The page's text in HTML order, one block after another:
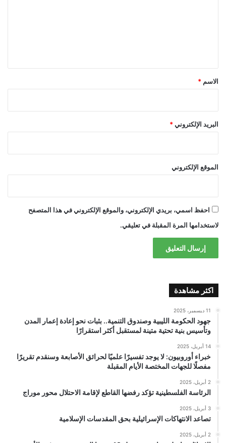
*
الاسم *
البريد الإلكتروني *
الموقع الإلكتروني
احفظ اسمي، بريدي الإلكتروني، والموقع الإلكتروني في هذا المتصفح
لاستخدامها المرة المقبلة في تعليقي.
اكثر مشاهدة
11 ديسمبر، 2025
جهود الحكومة الليبية وصندوق التنمية.. بثبات نحو إعادة إعمار المدن
وتأسيس بنية تحتية متينة لمستقبل أكثر استقرارًا
14 أبريل، 2025
خبراء أوروبيون: لا يوجد تفسيرًا علميًا لحرائق الأصابعة وسنقدم تقريرًا
مفصلًا للجهات المختصة الأيام المقبلة
2 أبريل، 2025
الرئاسة الفلسطينية تؤكد رفضها القاطع لإقامة الاحتلال محور موراج
3 أبريل، 2025
تصاعد الانتهاكات الإسرائيلية بحق المقدسات الإسلامية
2 أبريل، 2025